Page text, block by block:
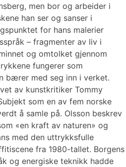
men bor og arbeider i
han ser og sanser i
for hans malerier
– fragmenter av liv i
og omtolket gjennom
fungerer som
bærer med seg inn i verket.
av kunstkritiker Tommy
som en av fem norske
å samle på. Olsson beskrev
«en kraft av naturen» og
med den uttrykksfulle
fra 1980-tallet. Borgens
og energiske teknikk hadde